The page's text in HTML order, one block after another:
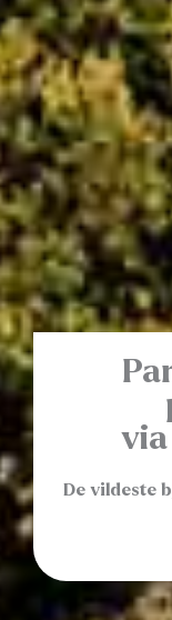
via
De vildeste